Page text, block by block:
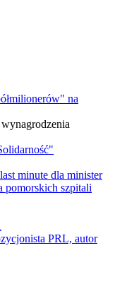
na
minute dla minister
pomorskich szpitali
PRL, autor